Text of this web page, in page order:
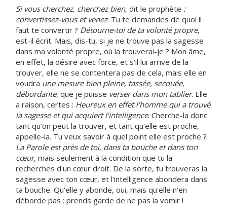
Si vous cherchez, cherchez bien, dit le prophète :
convertissez-vous et venez. Tu te demandes de quoi il
faut te convertir ? Détourne-toi de ta volonté propre,
est-il écrit. Mais, dis-tu, si je ne trouve pas la sagesse
dans ma volonté propre, où la trouverai-je ? Mon âme,
en effet, la désire avec force, et s'il lui arrive de la
trouver, elle ne se contentera pas de cela, mais elle en
voudra une mesure bien pleine, tassée, secouée,
débordante, que je puisse verser dans mon tablier. Elle
a raison, certes : Heureux en effet l'homme qui a trouvé
la sagesse et qui acquiert l'intelligence. Cherche-la donc
tant qu'on peut la trouver, et tant qu'elle est proche,
appelle-la. Tu veux savoir à quel point elle est proche ?
La Parole est près de toi, dans ta bouche et dans ton
cœur, mais seulement à la condition que tu la
recherches d'un cœur droit. De la sorte, tu trouveras la
sagesse avec ton cœur, et l'intelligence abondera dans
ta bouche. Qu'elle y abonde, oui, mais qu'elle n'en
déborde pas : prends garde de ne pas la vomir !